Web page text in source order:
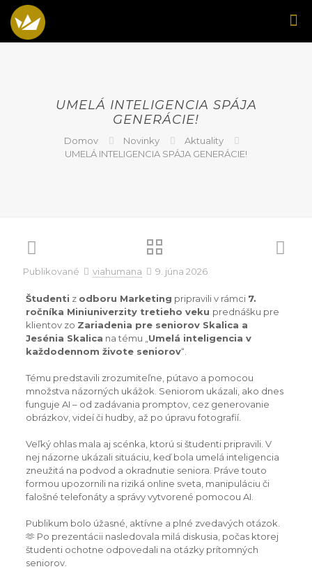
UMELÁ INTELIGENCIA SPÁJA
GENERÁCIE!
Domov Novinky
Aktuality
UMELÁ INTELIGENCIA SPÁJA GENERÁCIE!
Publikované viahumana 9. júna 2026
Študenti z odboru Marketing pripravili v rámci 7.
ročníka Miniuniverzity tretieho veku prednášku pre
klientov zo Zariadenia pre seniorov Skalica a
Jesénia Skalica na tému „ Umelá inteligencia v
každodennom živote seniorov“.
Tému predstavili zrozumiteľne, pútavo a pomocou
množstva názorných ukážok. Seniorom ukázali, ako dnes
funguje AI – od zadávania promptov, cez generovanie
obrázkov, videí či hudby, až po úpravu fotografií.
Veľký ohlas mala aj scénka, ktorú si študenti pripravili. V
nej názorne ukázali situáciu, keď bola umelá inteligencia
zneužitá na podvod a okradnutie seniora. Práve touto
formou upozornili na riziká online sveta, manipuláciu či
falošné telefonáty a správy vytvorené pomocou AI.
Publikum bolo úžasné, aktívne a plné zvedavých otázok.
🫶 Po prezentácii nasledovala milá diskusia, počas ktorej
študenti ochotne odpovedali na otázky prítomných
seniorov.